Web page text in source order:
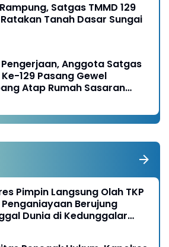
Satgas TMMD 129
Tanah Dasar Sungai
Anggota Satgas
Ke-129 Pasang Gewel
Atap Rumah Sasaran
Pimpin Langsung Olah TKP
Penganiayaan Berujung
Dunia di Kedunggalar